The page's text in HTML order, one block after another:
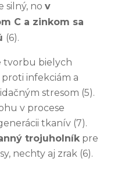
silný, no v
C a zinkom sa
(6).
bielych
infekciám a
stresom (5).
v procese
tkanív (7).
trojuholníkpre
nechty aj zrak (6).